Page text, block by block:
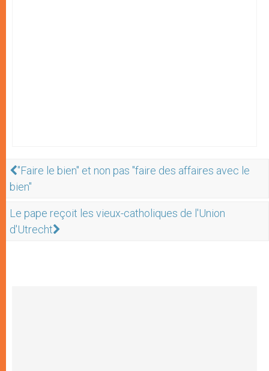
"Faire le bien" et non pas "faire des affaires avec le
bien"
Le pape reçoit les vieux-catholiques de l'Union
d'Utrecht